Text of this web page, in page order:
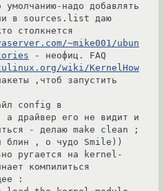
умолчанию-надо добавлять
в sources.list даю
~mike001/ubun
wiki/KernelHow
,чтоб запустить
config в
его не видит и
- делаю make clean ;
, о чудо Smile))
ругается на kernel-
компилиться
: